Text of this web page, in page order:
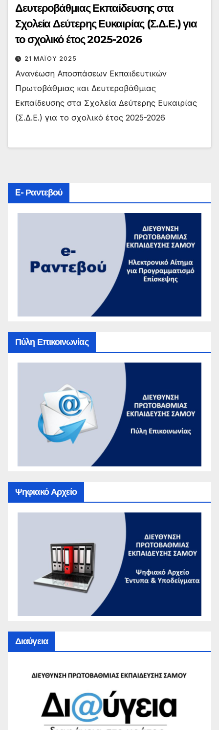
Δευτεροβάθμιας Εκπαίδευσης στα
Σχολεία Δεύτερης Ευκαιρίας (Σ.Δ.Ε.) για
το σχολικό έτος 2025-2026
21 ΜΑΪ́ΟΥ 2025
Ανανέωση Αποσπάσεων Εκπαιδευτικών
Πρωτοβάθμιας και Δευτεροβάθμιας
Εκπαίδευσης στα Σχολεία Δεύτερης Ευκαιρίας
(Σ.Δ.Ε.) για το σχολικό έτος 2025-2026
E- Ραντεβού
Πύλη Επικοινωνίας
Ψηφιακό Αρχείο
Διαύγεια